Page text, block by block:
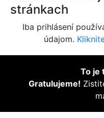
stránkach
Iba prihlásení
údajom.
To je
Gratulujeme!